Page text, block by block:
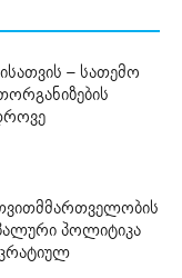
– სათემო
პოლიტიკა